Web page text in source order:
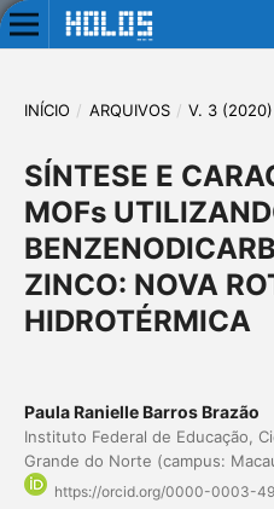
INÍCIO / ARQUIVOS / V. 3 (2020)
SÍNTESE E
MOFs
ZINCO: NOVA
HIDROTÉRMICA
Paula Ranielle Barros Brazão
Instituto Federal de Educação,
Grande do Norte (campus:
https://orcid.org/0000-0003-